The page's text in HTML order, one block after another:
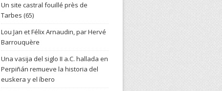
Un site castral fouillé près de
Tarbes (65)
Lou Jan et Félix Arnaudin, par Hervé
Barrouquère
Una vasija del siglo II a.C. hallada en
Perpiñán remueve la historia del
euskera y el íbero